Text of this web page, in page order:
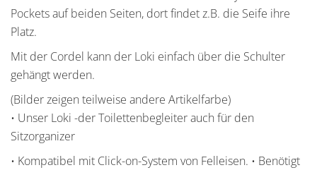
Pockets auf beiden Seiten, dort findet z.B. die Seife ihre
Platz.
Mit der Cordel kann der Loki einfach über die Schulter
gehängt werden.
(Bilder zeigen teilweise andere Artikelfarbe)
• Unser Loki -der Toilettenbegleiter auch für den
Sitzorganizer
• Kompatibel mit Click-on-System von Felleisen. • Benötigt